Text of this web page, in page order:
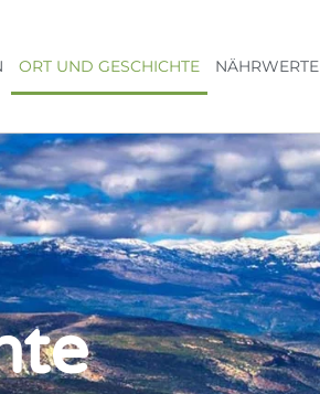
ORT UND GESCHICHTE NÄHRWERTE